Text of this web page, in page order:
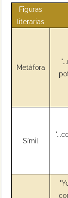
Figuras
literarias
Metáfora
Símil